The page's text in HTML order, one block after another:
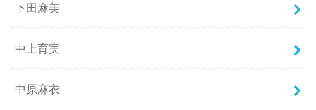
下田麻美
中上育実
中原麻衣